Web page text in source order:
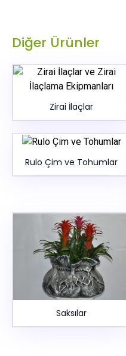
Diğer Ürünler
Zirai İlaçlar
Rulo Çim ve Tohumlar
Saksılar